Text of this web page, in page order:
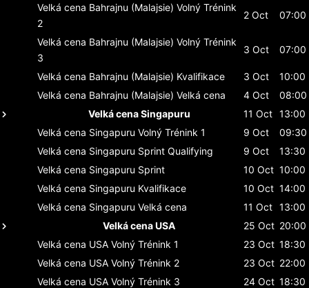
Velká cena Bahrajnu (Malajsie) Volný Trénink
2
2 Oct 07:00
Velká cena Bahrajnu (Malajsie) Volný Trénink
3
3 Oct 07:00
Velká cena Bahrajnu (Malajsie) Kvalifikace 3 Oct
10:00
Velká cena Bahrajnu (Malajsie) Velká cena 4 Oct
08:00
Velká cena Singapuru
11 Oct 13:00
Velká cena Singapuru Volný Trénink 1 9 Oct
09:30
Velká cena Singapuru Sprint Qualifying 9 Oct
13:30
Velká cena Singapuru Sprint 10 Oct 10:00
Velká cena Singapuru Kvalifikace 10 Oct 14:00
Velká cena Singapuru Velká cena 11 Oct 13:00
Velká cena USA
25 Oct 20:00
Velká cena USA Volný Trénink 1 23 Oct 18:30
Velká cena USA Volný Trénink 2 23 Oct 22:00
Velká cena USA Volný Trénink 3 24 Oct 18:30